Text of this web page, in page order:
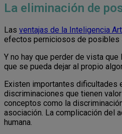
La eliminación de
Las ventajas de la Inteligencia
efectos perniciosos de posibles
Y no hay que perder de vista
que se pueda dejar al propio
Existen importantes dificultades
discriminaciones que tienen
conceptos como la
asociación. La complicación del
humana.